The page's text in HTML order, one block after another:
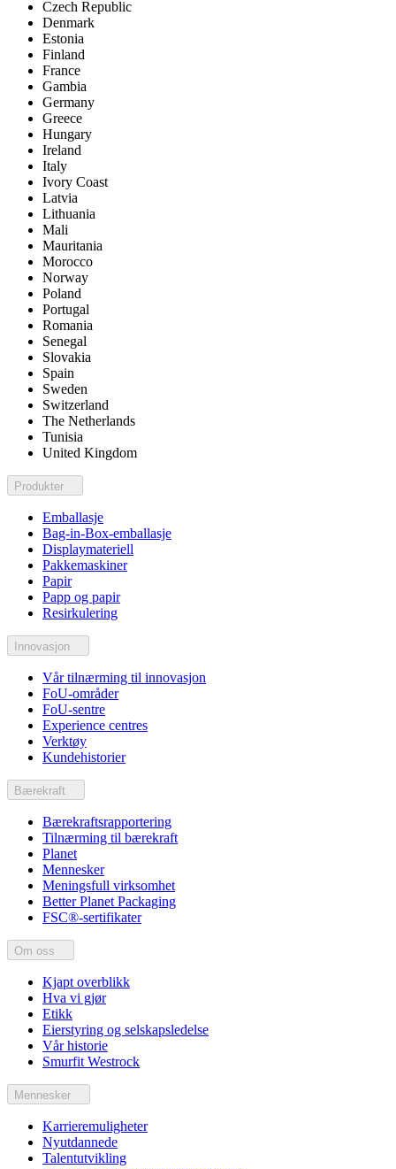
Czech Republic
Denmark
Estonia
Finland
France
Gambia
Germany
Greece
Hungary
Ireland
Italy
Ivory Coast
Latvia
Lithuania
Mali
Mauritania
Morocco
Norway
Poland
Portugal
Romania
Senegal
Slovakia
Spain
Sweden
Switzerland
The Netherlands
Tunisia
United Kingdom
Produkter
Emballasje
Bag-in-Box-emballasje
Displaymateriell
Pakkemaskiner
Papir
Papp og papir
Resirkulering
Innovasjon
Vår tilnærming til innovasjon
FoU-områder
FoU-sentre
Experience centres
Verktøy
Kundehistorier
Bærekraft
Bærekraftsrapportering
Tilnærming til bærekraft
Planet
Mennesker
Meningsfull virksomhet
Better Planet Packaging
FSC®-sertifikater
Om oss
Kjapt overblikk
Hva vi gjør
Etikk
Eierstyring og selskapsledelse
Vår historie
Smurfit Westrock
Mennesker
Karrieremuligheter
Nyutdannede
Talentutvikling